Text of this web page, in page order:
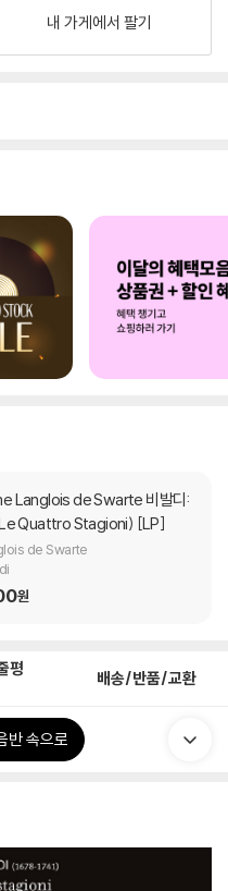
내 가게에서 팔기
Quattro Stagioni) [LP]
de Swarte
원
평 배송/반품/교환
반 속으로